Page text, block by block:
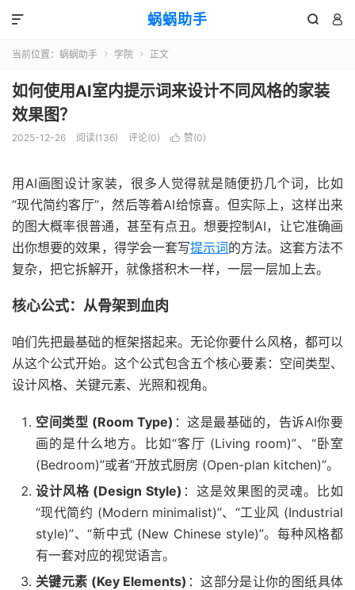
蜗蜗助手  

当前位置： 蜗蜗助手  学院  正文
如何使用AI室内提示词来设计不同风格的家装
效果图？
2025-12-26 阅读(136) 评论(0)  赞(0)
用AI画图设计家装，很多人觉得就是随便扔几个词，比如
“现代简约客厅”，然后等着AI给惊喜。但实际上，这样出来
的图大概率很普通，甚至有点丑。想要控制AI，让它准确画
出你想要的效果，得学会一套写提示词的方法。这套方法不
复杂，把它拆解开，就像搭积木一样，一层一层加上去。
核心公式：从骨架到血肉
咱们先把最基础的框架搭起来。无论你要什么风格，都可以
从这个公式开始。这个公式包含五个核心要素：空间类型、
设计风格、关键元素、光照和视角。
空间类型 (Room Type) ：这是最基础的，告诉AI你要
画的是什么地方。比如“客厅 (Living room)”、“卧室
(Bedroom)”或者“开放式厨房 (Open-plan kitchen)”。
设计风格 (Design Style) ：这是效果图的灵魂。比如
“现代简约 (Modern minimalist)”、“工业风 (Industrial
style)”、“新中式 (New Chinese style)”。每种风格都
有一套对应的视觉语言。
关键元素 (Key Elements) ：这部分是让你的图纸具体